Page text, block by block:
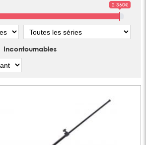
2 360€
Série
Incontournables